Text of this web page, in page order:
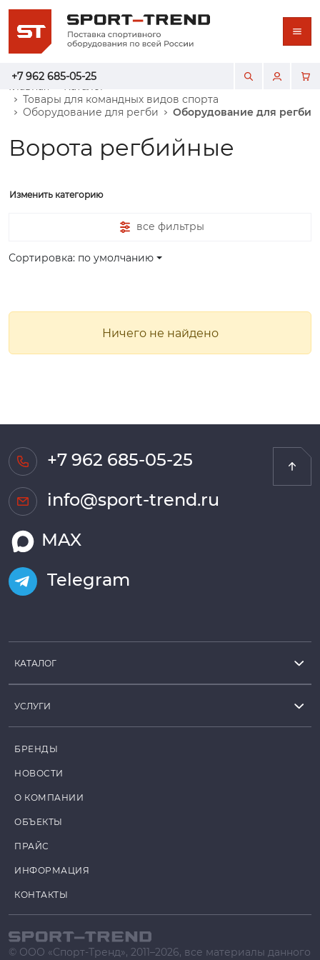
+7 962 685-05-25
Главная
Каталог
Товары для командных видов спорта
Оборудование для регби
Оборудование для регби
Ворота регбийные
Изменить категорию
все фильтры
Сортировка: по умолчанию
Ничего не найдено
+7 962 685-05-25
info@sport-trend.ru
MAX
Telegram
КАТАЛОГ
УСЛУГИ
БРЕНДЫ
НОВОСТИ
О КОМПАНИИ
ОБЪЕКТЫ
ПРАЙС
ИНФОРМАЦИЯ
КОНТАКТЫ
© ООО «Спорт-Тренд», 2011–2026, все материалы данного